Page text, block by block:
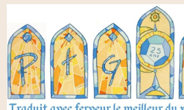
Aller
contenu
principal